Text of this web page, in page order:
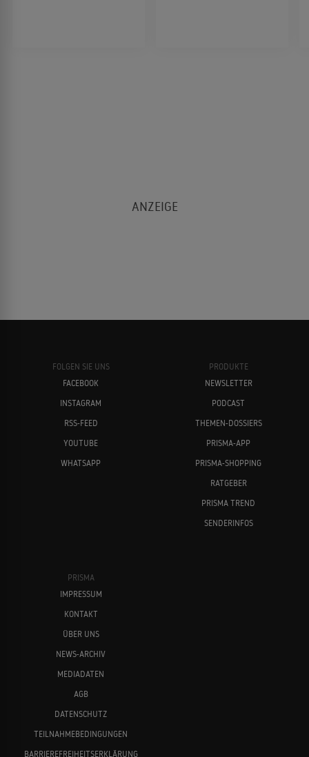
FOLGEN SIE UNS
FACEBOOK
INSTAGRAM
RSS-FEED
YOUTUBE
WHATSAPP
PRODUKTE
NEWSLETTER
PODCAST
THEMEN-DOSSIERS
PRISMA-APP
PRISMA-SHOPPING
RATGEBER
PRISMA TREND
SENDERINFOS
PRISMA
IMPRESSUM
KONTAKT
ÜBER UNS
NEWS-ARCHIV
MEDIADATEN
AGB
DATENSCHUTZ
TEILNAHMEBEDINGUNGEN
BARRIEREFREIHEITSERKLÄRUNG